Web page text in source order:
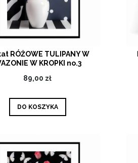
RÓŻOWE TULIPANY W
W KROPKI no.3
89,00 zł
DO KOSZYKA